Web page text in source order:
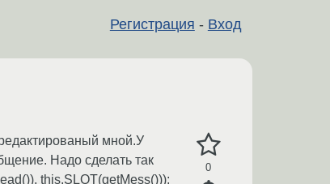
Регистрация - Вход
0
мной.У
Надо сделать так
this,SLOT(getMess()));